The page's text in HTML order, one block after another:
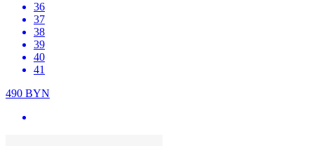
36
37
38
39
40
41
490 BYN